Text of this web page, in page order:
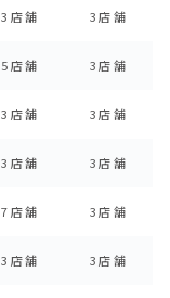
3店舗 3店舗
5店舗 3店舗
3店舗 3店舗
3店舗 3店舗
7店舗 3店舗
3店舗 3店舗